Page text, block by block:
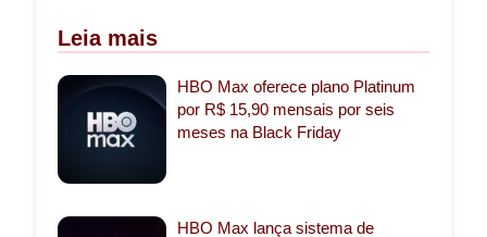
Leia mais
HBO Max oferece plano Platinum
por R$ 15,90 mensais por seis
meses na Black Friday
HBO Max lança sistema de